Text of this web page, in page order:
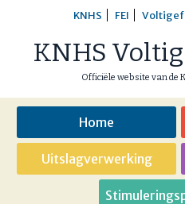
content
KNHS FEI
KNHS
Officiële website van de
Home
Uitslagverwerking